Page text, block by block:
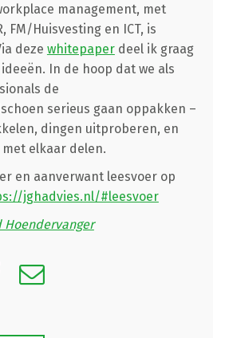
management, met
FM/Huisvesting en ICT, is
deze whitepaperdeel ik graag
In de hoop dat we als
de
serieus gaan oppakken –
dingen uitproberen, en
elkaar delen.
en aanverwant leesvoer op
jghadvies.nl/#leesvoer
Hoendervanger